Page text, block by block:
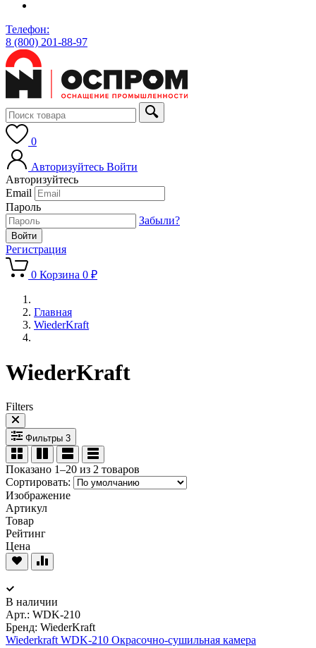
Телефон:
8 (800) 201-88-97
0
Авторизуйтесь Войти
Авторизуйтесь
Email
Пароль
Забыли?
Регистрация
0 Корзина 0 ₽
Главная
WiederKraft
WiederKraft
Filters
Фильтры 3
Показано 1–20 из 2 товаров
Сортировать:
Изображение
Артикул
Товар
Рейтинг
Цена
В наличии
Арт.: WDK-210
Бренд: WiederKraft
Wiederkraft WDK-210 Окрасочно-сушильная камера